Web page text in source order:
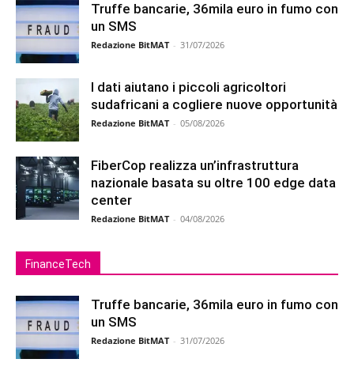
Truffe bancarie, 36mila euro in fumo con
un SMS
Redazione BitMAT - 31/07/2026
I dati aiutano i piccoli agricoltori
sudafricani a cogliere nuove opportunità
Redazione BitMAT - 05/08/2026
FiberCop realizza un’infrastruttura
nazionale basata su oltre 100 edge data
center
Redazione BitMAT - 04/08/2026
FinanceTech
Truffe bancarie, 36mila euro in fumo con
un SMS
Redazione BitMAT - 31/07/2026